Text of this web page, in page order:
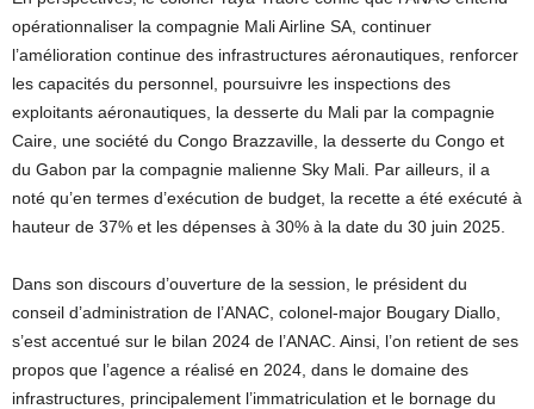
opérationnaliser la compagnie Mali Airline SA, continuer
l’amélioration continue des infrastructures aéronautiques, renforcer
les capacités du personnel, poursuivre les inspections des
exploitants aéronautiques, la desserte du Mali par la compagnie
Caire, une société du Congo Brazzaville, la desserte du Congo et
du Gabon par la compagnie malienne Sky Mali. Par ailleurs, il a
noté qu’en termes d’exécution de budget, la recette a été exécuté à
hauteur de 37% et les dépenses à 30% à la date du 30 juin 2025.
Dans son discours d’ouverture de la session, le président du
conseil d’administration de l’ANAC, colonel-major Bougary Diallo,
s’est accentué sur le bilan 2024 de l’ANAC. Ainsi, l’on retient de ses
propos que l’agence a réalisé en 2024, dans le domaine des
infrastructures, principalement l’immatriculation et le bornage du